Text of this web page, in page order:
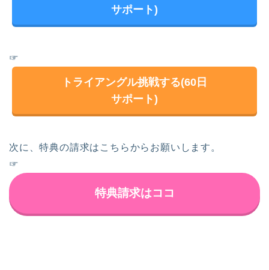
サポート)
☞
トライアングル挑戦する(60日
サポート)
次に、特典の請求はこちらからお願いします。
☞
特典請求はココ